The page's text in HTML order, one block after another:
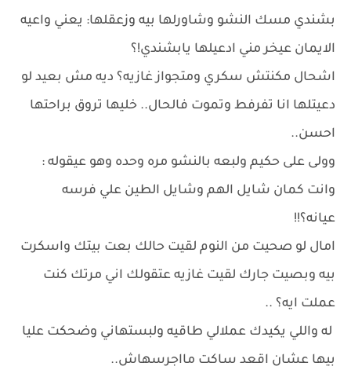
بشندي مسك النشو وشاورلها بيه وزعقلها: يعني واعيه
الايمان عيخر مني ادعيلها يابشندي!؟
اشحال مكنتش سكري ومتجواز غازيه؟ ديه مش بعيد لو
دعيتلها انا تفرفط وتموت فالحال.. خليها تروق براحتها
احسن..
وولى على حكيم ولبعه بالنشو مره وحده وهو عيقوله :
وانت كمان شايل الهم وشايل الطين علي فرسه
عيانه؟!!
امال لو صحيت من النوم لقيت حالك بعت بيتك واسكرت
بيه وبصيت جارك لقيت غازيه عتقولك اني مرتك كنت
عملت ايه؟ ..
له واللي يكيدك عملالي طاقيه ولبستهاني وضحكت عليا
بيها عشان اقعد ساكت مااجرسهاش..